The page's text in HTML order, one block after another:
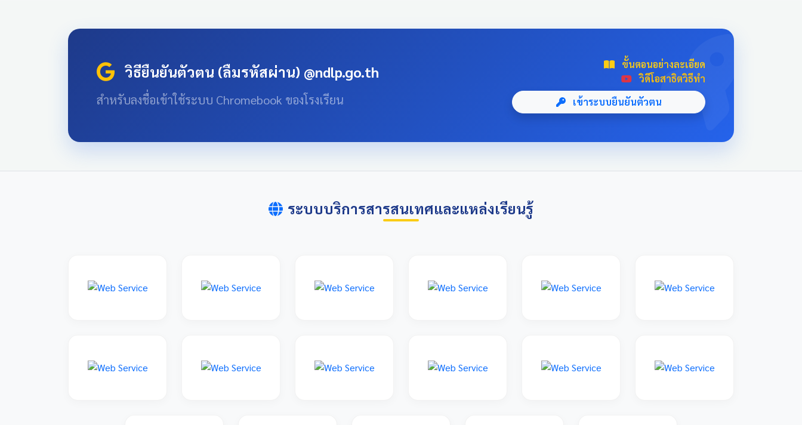
single:hover { transform: translateY(-8px);
subtitle { font-size: 16px; opacity: 0.9; z-index:
1; margin-top: 10px; } .news-card-single::after {
8rem; bottom: -20px; right: -10px; opacity: 0.1;
family: 'Sarabun', sans-serif; padding: 20px;
วิธียืนยันตัวตน (ลืมรหัสผ่าน) @ndlp.go.th
สำหรับลงชื่อเข้าใช้ระบบ Chromebook ของโรงเรียน
ขั้นตอนอย่างละเอียด
วิดีโอสาธิตวิธีทำ
เข้าระบบยืนยันตัวตน
ระบบบริการสารสนเทศและแหล่งเรียนรู้